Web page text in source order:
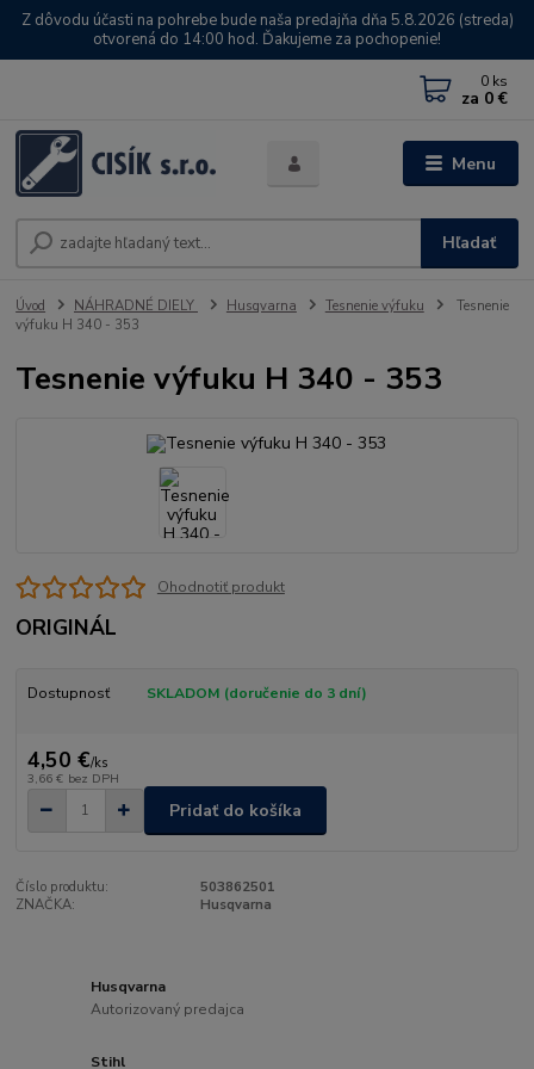
Z dôvodu účasti na pohrebe bude naša predajňa dňa 5.8.2026 (streda)
otvorená do 14:00 hod. Ďakujeme za pochopenie!
Menu
Hľadať
0 ks
za 0 €
Úvod NÁHRADNÉ DIELY Husqvarna Tesnenie výfuku
Tesnenie
výfuku H 340 - 353
Tesnenie výfuku H 340 - 353
Ohodnotiť produkt
ORIGINÁL
Dostupnosť SKLADOM (doručenie do 3 dní)
4,50 €/ks
3,66 € bez DPH
Pridať do košíka
Číslo produktu:
503862501
ZNAČKA:
Husqvarna
Husqvarna
Autorizovaný predajca
Stihl